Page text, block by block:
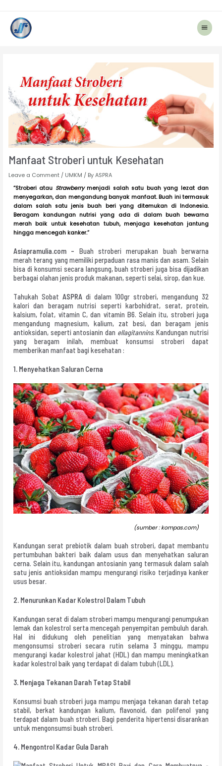
Main
Menu
Manfaat Stroberi untuk Kesehatan
Leave a Comment / UMKM / By ASPRA
“Stroberi atau Strawberrymenjadi salah satu buah yang lezat dan
menyegarkan, dan mengandung banyak manfaat. Buah ini termasuk
dalam salah satu jenis buah beri yang ditemukan di Indonesia.
Beragam kandungan nutrisi yang ada di dalam buah bewarna
merah baik untuk kesehatan tubuh, menjaga kesehatan jantung
hingga mencegah kanker.”
Asiapramulia.com – Buah stroberi merupakan buah berwarna
merah terang yang memiliki perpaduan rasa manis dan asam. Selain
bisa di konsumsi secara langsung, buah stroberi juga bisa dijadikan
berbagai olahan jenis produk makanan, seperti selai, sirop, dan kue.
Tahukah Sobat ASPRAdi dalam 100gr stroberi, mengandung 32
kalori dan beragam nutrisi seperti karbohidrat, serat, protein,
kalsium, folat, vitamin C, dan vitamin B6. Selain itu, stroberi juga
mengandung magnesium, kalium, zat besi, dan beragam jenis
antioksidan, seperti antosianin dan ellagitannins. Kandungan nutrisi
yang beragam inilah, membuat konsumsi stroberi dapat
memberikan manfaat bagi kesehatan :
1. Menyehatkan Saluran Cerna
(sumber : kompas.com)
Kandungan serat prebiotik dalam buah stroberi, dapat membantu
pertumbuhan bakteri baik dalam usus dan menyehatkan saluran
cerna. Selain itu, kandungan antosianin yang termasuk dalam salah
satu jenis antioksidan mampu mengurangi risiko terjadinya kanker
usus besar.
2. Menurunkan Kadar Kolestrol Dalam Tubuh
Kandungan serat di dalam stroberi mampu mengurangi penumpukan
lemak dan kolestrol serta mencegah penyempitan pembuluh darah.
Hal ini didukung oleh penelitian yang menyatakan bahwa
mengonsumsi stroberi secara rutin selama 3 minggu, mampu
mengurangi kadar kolestrol jahat (HDL) dan mampu meningkatkan
kadar kolestrol baik yang terdapat di dalam tubuh (LDL).
3. Menjaga Tekanan Darah Tetap Stabil
Konsumsi buah stroberi juga mampu menjaga tekanan darah tetap
stabil, berkat kandungan kalium, flavonoid, dan polifenol yang
terdapat dalam buah stroberi. Bagi penderita hipertensi disarankan
untuk mengonsumsi buah stroberi.
4. Mengontrol Kadar Gula Darah